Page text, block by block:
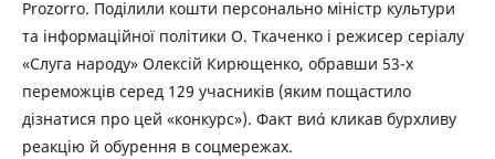
Prozorro. Поділили кошти персонально міністр культури
та інформаційної політики О. Ткаченко і режисер серіалу
«Слуга народу» Олексій Кирющенко, обравши 53-х
переможців серед 129 учасників (яким пощастило
дізнатися про цей «конкурс»). Факт ви кликав бурхливу
реакцію й обурення в соцмережах.